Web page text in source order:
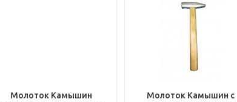
Молоток Камышин
Молоток Камышин с